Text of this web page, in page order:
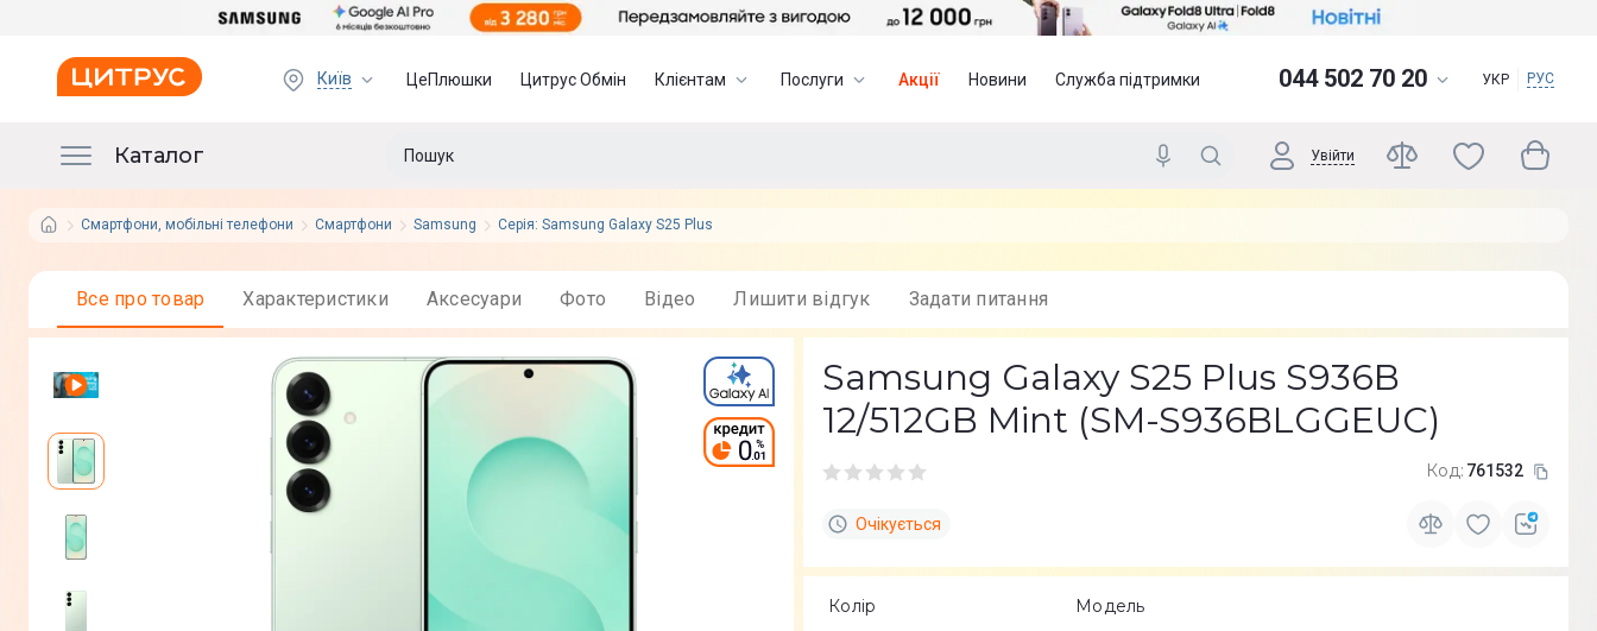
Київ ЦеПлюшки Цитрус Обмін Клієнтам Послуги Акції Новини Служба підтримки 044 502 70 20 УКР РУС
Каталог Увійти
Смартфони, мобільні телефони Смартфони Samsung Серія: Samsung Galaxy S25 Plus
Все про товар Характеристики Аксесуари Фото Вiдео Лишити вiдгук Задати питання
Samsung Galaxy S25 Plus S936B
12/512GB Mint (SM-S936BLGGEUC)
Код: 761532
Очікується
Колір Модель